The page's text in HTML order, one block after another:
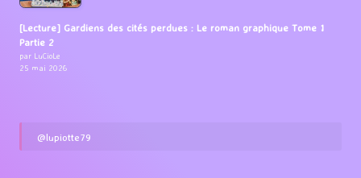
[Lecture] Gardiens des cités perdues : Le roman graphique Tome 1
Partie 2
par LuCioLe
25 mai 2026
@lupiotte79